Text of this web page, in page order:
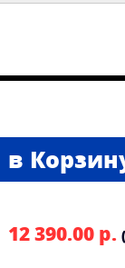
12 390.00 р.